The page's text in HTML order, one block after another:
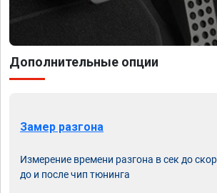
Дополнительные опции
Замер разгона
Измерение времени разгона в сек до
до и после чип тюнинга